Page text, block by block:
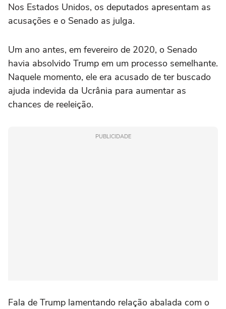
Nos Estados Unidos, os deputados apresentam as
acusações e o Senado as julga.
Um ano antes, em fevereiro de 2020, o Senado
havia absolvido Trump em um processo semelhante.
Naquele momento, ele era acusado de ter buscado
ajuda indevida da Ucrânia para aumentar as
chances de reeleição.
PUBLICIDADE
Fala de Trump lamentando relação abalada com o